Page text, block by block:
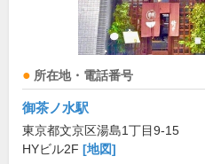
所在地・電話番号
御茶ノ水駅
東京都文京区湯島1丁目9-15
HYビル2F [地図]